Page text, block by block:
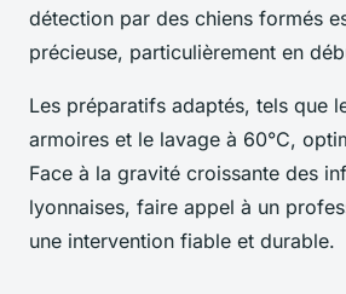
détection par des chiens formés
précieuse, particulièrement en
Les préparatifs adaptés, tels que
armoires et le lavage à 60°C,
Face à la gravité croissante des
lyonnaises, faire appel à un
une intervention fiable et durable.